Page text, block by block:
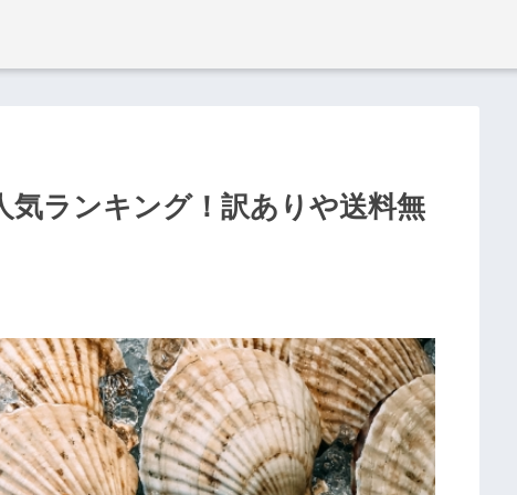
気ランキング！訳ありや送料無